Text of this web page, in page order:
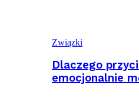
Związki
Dlaczego
emocjonalnie